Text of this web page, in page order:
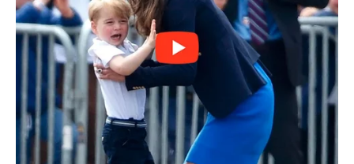
od jutra mogli biste osjetiti da je pred vama poseban dan.
Moguća je lijepa vijest, susret sa dragom osobom ili
događaj koji vam vraća osmijeh na lice.
Najljepši dio dana biće osjećaj da se stvari konačno slažu
onako kako ste priželjkivali. Ono što doživite ovog
četvrtka moglo bi vam ostati u veoma lijepom sjećanju još
dugo vremena.